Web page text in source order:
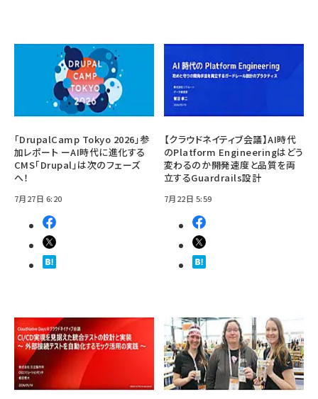
「DrupalCamp Tokyo 2026」参
加レポート ーAI時代に進化する
CMS「Drupal」は次のフェーズ
へ！
7月27日 6:20
【クラウドネイティブ会議】AI時代
のPlatform Engineeringはどう
変わるのか――開発速度と品質を両
立するGuardrails設計
7月22日 5:59